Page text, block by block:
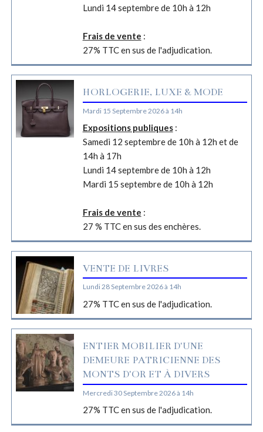
Lundi 14 septembre de 10h à 12h
Frais de vente :
27% TTC en sus de l'adjudication.
HORLOGERIE, LUXE & MODE
Mardi 15 Septembre 2026 à 14h
Expositions publiques:
Samedi 12 septembre de 10h à 12h et de
14h à 17h
Lundi 14 septembre de 10h à 12h
Mardi 15 septembre de 10h à 12h
Frais de vente :
27 % TTC en sus des enchères.
VENTE DE LIVRES
Lundi 28 Septembre 2026 à 14h
27% TTC en sus de l'adjudication.
ENTIER MOBILIER D'UNE
DEMEURE PATRICIENNE DES
MONTS D'OR ET À DIVERS
Mercredi 30 Septembre 2026 à 14h
27% TTC en sus de l'adjudication.